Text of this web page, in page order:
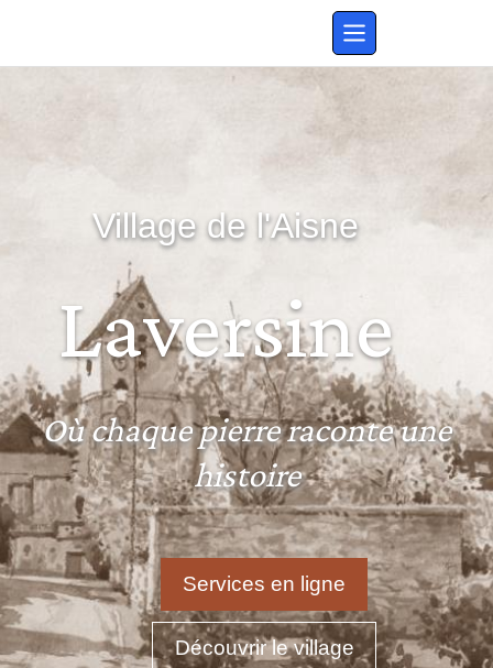
Village de l'Aisne
Laversine
Où chaque pierre raconte une
histoire
Services en ligne
Découvrir le village